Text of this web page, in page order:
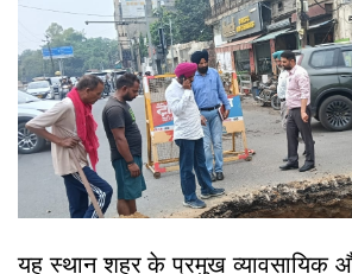
यह स्थान शहर के प्रमुख व्यावसायिक